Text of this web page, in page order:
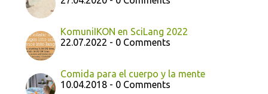
KomuniIKON en SciLang 2022
22.07.2022 - 0 Comments
Comida para el cuerpo y la mente
10.04.2018 - 0 Comments